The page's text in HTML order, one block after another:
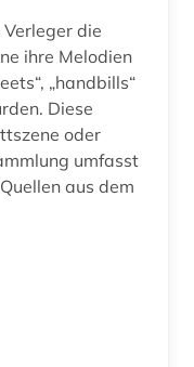
die
ihre Melodien
„handbills“
Diese
oder
umfasst
aus dem